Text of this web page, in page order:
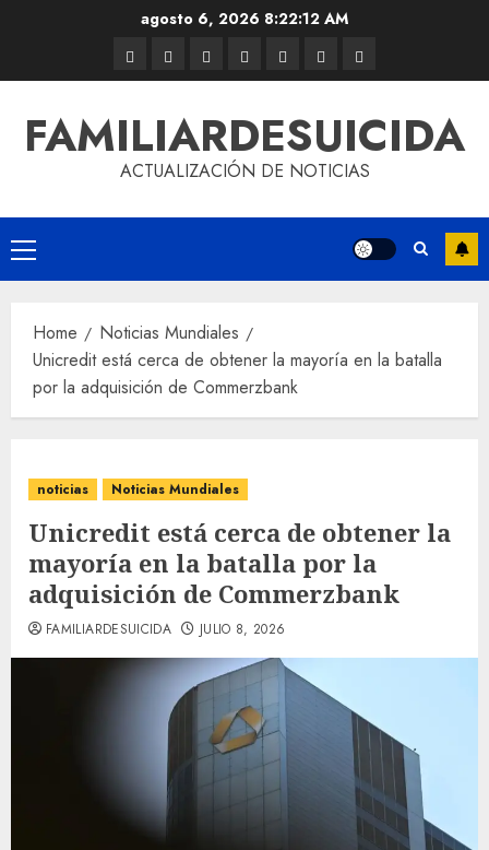
agosto 6, 2026 8:22:12 AM
FAMILIARDESUICIDA
ACTUALIZACIÓN DE NOTICIAS
Home
Noticias Mundiales
Unicredit está cerca de obtener la mayoría en la batalla
por la adquisición de Commerzbank
noticias Noticias Mundiales
Unicredit está cerca de obtener la
mayoría en la batalla por la
adquisición de Commerzbank
FAMILIARDESUICIDA JULIO 8, 2026